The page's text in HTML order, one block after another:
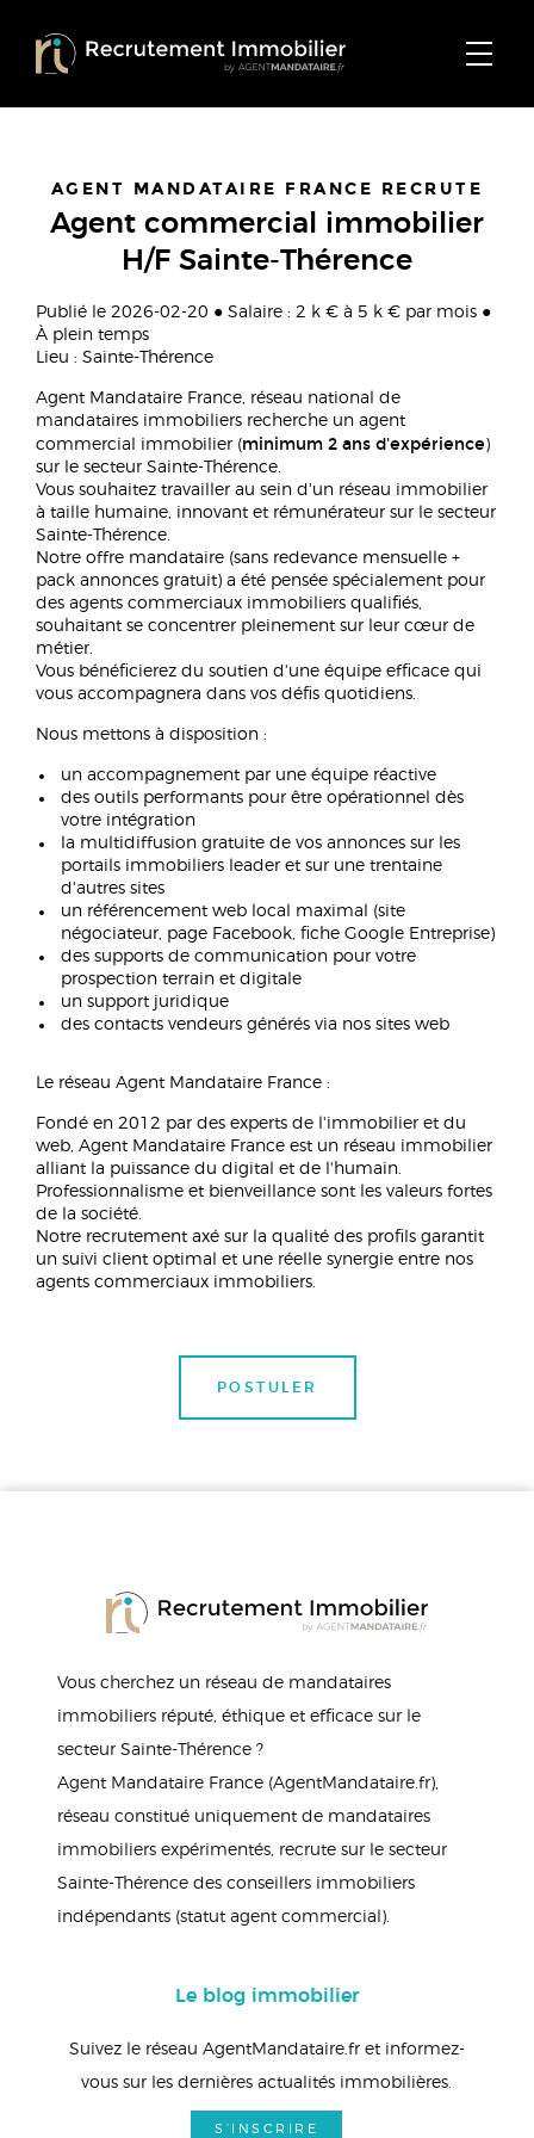
AGENT MANDATAIRE FRANCE RECRUTE
Agent commercial immobilier
H/F Sainte-Thérence
Publié le 2026-02-20 ● Salaire : 2 k € à 5 k € par mois ●
À plein temps
Lieu : Sainte-Thérence
Agent Mandataire France, réseau national de
mandataires immobiliers recherche un agent
commercial immobilier (minimum 2 ans d'expérience )
sur le secteur Sainte-Thérence.
Vous souhaitez travailler au sein d'un réseau immobilier
à taille humaine, innovant et rémunérateur sur le secteur
Sainte-Thérence.
Notre offre mandataire (sans redevance mensuelle +
pack annonces gratuit) a été pensée spécialement pour
des agents commerciaux immobiliers qualifiés,
souhaitant se concentrer pleinement sur leur cœur de
métier.
Vous bénéficierez du soutien d'une équipe efficace qui
vous accompagnera dans vos défis quotidiens.
Nous mettons à disposition :
un accompagnement par une équipe réactive
des outils performants pour être opérationnel dès
votre intégration
la multidiffusion gratuite de vos annonces sur les
portails immobiliers leader et sur une trentaine
d'autres sites
un référencement web local maximal (site
négociateur, page Facebook, fiche Google Entreprise)
des supports de communication pour votre
prospection terrain et digitale
un support juridique
des contacts vendeurs générés via nos sites web
Le réseau Agent Mandataire France :
Fondé en 2012 par des experts de l'immobilier et du
web, Agent Mandataire France est un réseau immobilier
alliant la puissance du digital et de l'humain.
Professionnalisme et bienveillance sont les valeurs fortes
de la société.
Notre recrutement axé sur la qualité des profils garantit
un suivi client optimal et une réelle synergie entre nos
agents commerciaux immobiliers.
POSTULER
Vous cherchez un réseau de mandataires
immobiliers réputé, éthique et efficace sur le
secteur Sainte-Thérence ?
Agent Mandataire France (AgentMandataire.fr),
réseau constitué uniquement de mandataires
immobiliers expérimentés, recrute sur le secteur
Sainte-Thérence des conseillers immobiliers
indépendants (statut agent commercial).
Le blog immobilier
Suivez le réseau AgentMandataire.fr et informez-
vous sur les dernières actualités immobilières.
S'INSCRIRE